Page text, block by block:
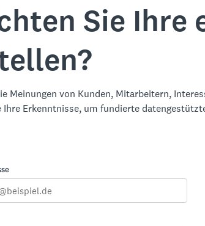
Sie Ihre
Meinungen von Kunden, Mitarbeitern,
Ihre Erkenntnisse, um fundierte